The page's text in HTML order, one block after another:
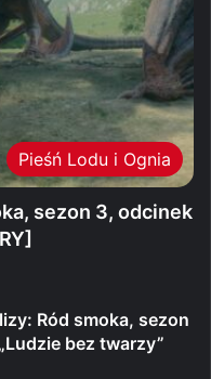
Pieśń Lodu i Ognia
sezon 3, odcinek
Ród smoka, sezon
bez twarzy”